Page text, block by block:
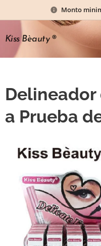
Monto
Kiss Bèauty®
Delineador
a Prueba